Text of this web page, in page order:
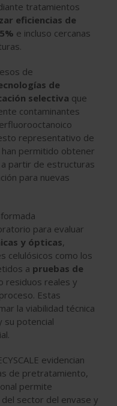
tratamientos
eficiencias de
e incluso cercanas
de
de
selectiva que
contaminantes
representativo de
han permitido obtener
a partir de estructuras
para nuevas
para evaluar
y ópticas,
celulósicos como los
a pruebas de
residuos reales y
Estas
la viabilidad técnica
su potencial
evidencian
de pretratamiento,
permite
sector del envase y